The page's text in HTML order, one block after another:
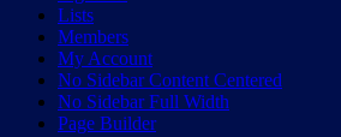
Lists
Members
My Account
No Sidebar Content Centered
No Sidebar Full Width
Page Builder